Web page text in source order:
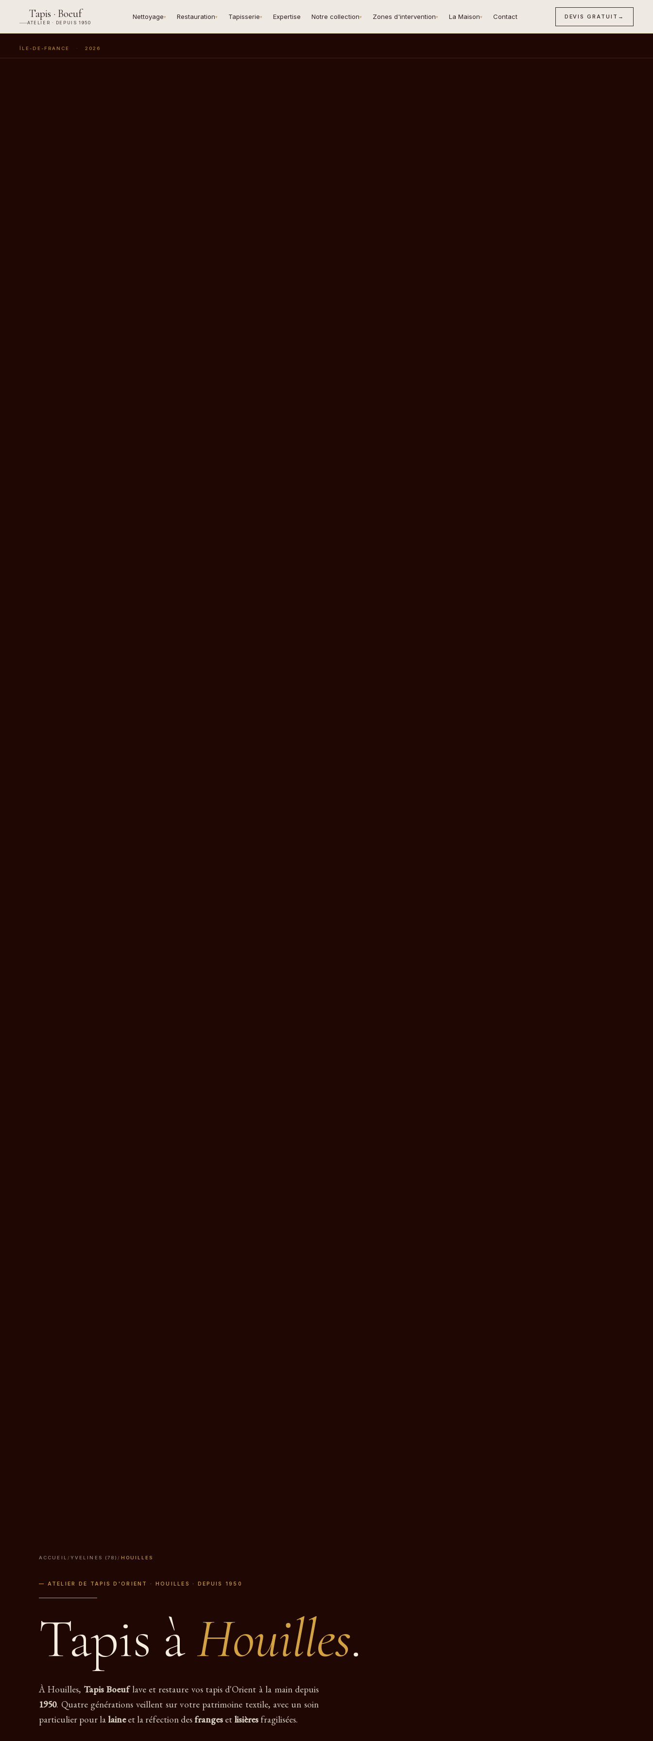
Tapis · Boeuf
ATELIER · DEPUIS 1950
Nettoyage▾ Restauration▾ Tapisserie▾ Expertise Notre collection▾ Zones d'intervention▾ La Maison▾ Contact DEVIS GRATUIT →
ÎLE-DE-FRANCE · 2026
ACCUEIL / YVELINES (78) / HOUILLES
— ATELIER DE TAPIS D'ORIENT · HOUILLES · DEPUIS 1950
Tapis àHouilles.
À Houilles, Tapis Boeuflave et restaure vos tapis d'Orient à la main depuis
1950. Quatre générations veillent sur votre patrimoine textile, avec un soin
particulier pour lalaineet la réfection des franges etlisières fragilisées.